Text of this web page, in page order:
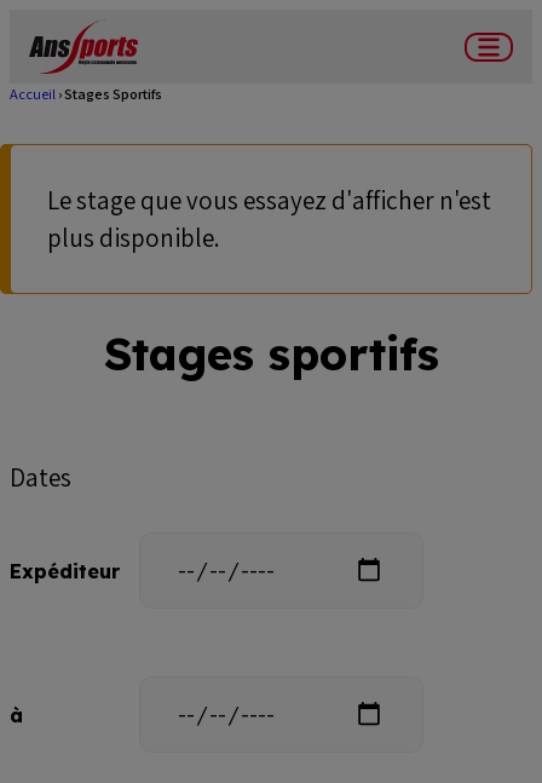
contenu
Menu
d'Ariane
Accueil Stages Sportifs
Message
d'avertissement
Le stage que vous essayez d'afficher n'est
plus disponible.
Stages sportifs
Dates
Expéditeur
à